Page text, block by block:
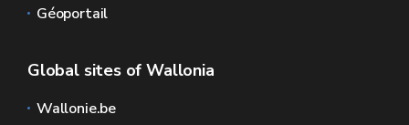
Géoportail
Global sites of Wallonia
Wallonie.be